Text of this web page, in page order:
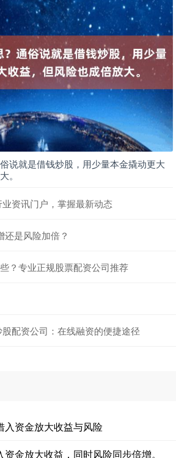
说就是借钱炒股，用少量本金撬动更大
。
资讯门户，掌握最新动态
是风险加倍？
？专业正规股票配资公司推荐
配资公司：在线融资的便捷途径
入资金放大收益与风险
金放大收益，同时风险同步倍增。